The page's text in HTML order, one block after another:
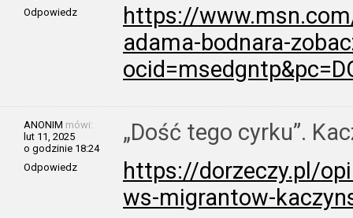
Odpowiedz
https://
adama-bodnara-
ANONIM mówi:
lut 11, 2025
o godzinie 18:24
Odpowiedz
„Dość tego cyrku”.
https://dorzeczy.pl/
ws-migrantow-